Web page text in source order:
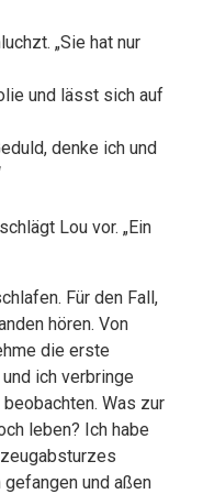
„Sie hat nur
und lässt sich auf
denke ich und
Lou vor. „Ein
Für den Fall,
hören. Von
die erste
ich verbringe
Was zur
leben? Ich habe
und aßen